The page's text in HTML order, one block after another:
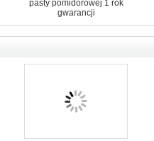
pasty pomidorowej 1 rok
gwarancji